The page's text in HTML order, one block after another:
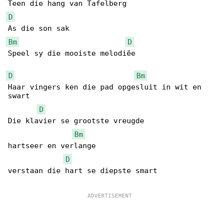
D
Bm
D
Speel sy die mooiste melodiëe
D
Bm
Haar vingers ken die pad opgesluit in wit en
swart
D
Die klavier se grootste vreugde
Bm
hartseer en verlange
D
verstaan die hart se diepste smart